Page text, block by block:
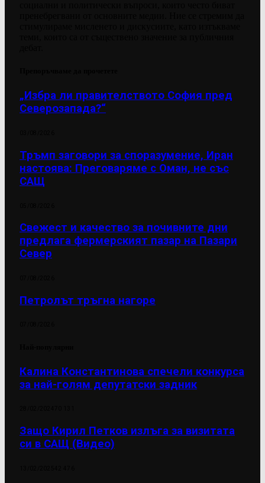
„Избра ли правителството София пред
Северозапада?“
Тръмп заговори за споразумение, Иран
настоява: Преговаряме с Оман, не със
САЩ
Свежест и качество за почивните дни
предлага фермерският пазар на Пазари
Север
Петролът тръгна нагоре
Калина Константинова спечели конкурса
за най-голям депутатски задник
Защо Кирил Петков излъга за визитата
си в САЩ (Видео)